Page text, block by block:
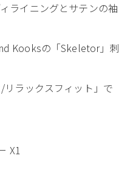
ライニングとサテンの袖
Kooksの「Skeletor」刺
ラックスフィット」で
X1